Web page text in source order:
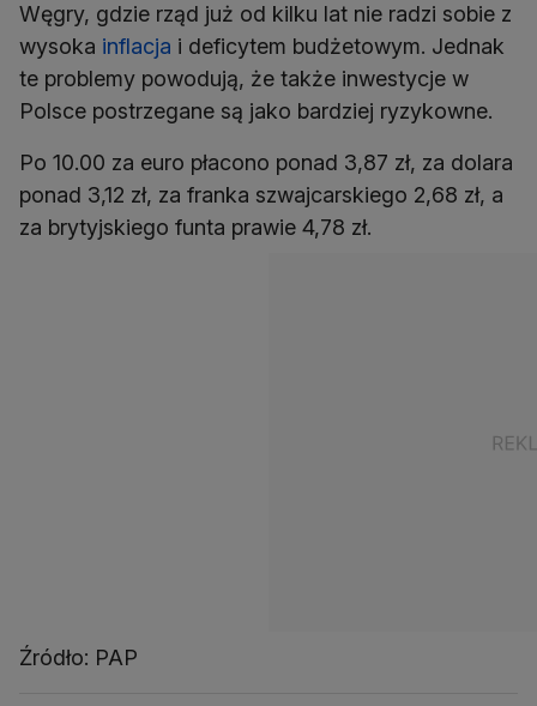
Węgry, gdzie rząd już od kilku lat nie radzi sobie z
wysoka inflacja i deficytem budżetowym. Jednak
te problemy powodują, że także inwestycje w
Polsce postrzegane są jako bardziej ryzykowne.
Po 10.00 za euro płacono ponad 3,87 zł, za dolara
ponad 3,12 zł, za franka szwajcarskiego 2,68 zł, a
za brytyjskiego funta prawie 4,78 zł.
Źródło: PAP